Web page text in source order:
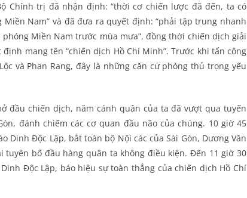
Chính trị đã nhận định: “thời cơ chiến lược đã đến, ta có
Nam” và đã đưa ra quyết định: “phải tập trung nhanh
Miền Nam trước mùa mưa”, đồng thời chiến dịch giải
mang tên “chiến dịch Hồ Chí Minh”. Trước khi tấn công
và Phan Rang, đây là những căn cứ phòng thủ trọng yếu
đầu chiến dịch, năm cánh quân của ta đã vượt qua tuyến
đánh chiếm các cơ quan đầu não của chúng. 10 giờ 45
Dinh Độc Lập, bắt toàn bộ Nội các của Sài Gòn, Dương Văn
bố đầu hàng quân ta không điều kiện. Đến 11 giờ 30
Độc Lập, báo hiệu sự toàn thắng của chiến dịch Hồ Chí